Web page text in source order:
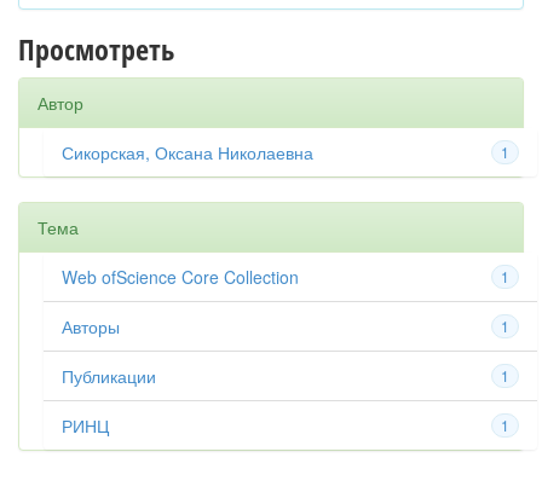
Просмотреть
Автор
1
Сикорская, Оксана Николаевна
Тема
1
Web ofScience Core Collection
1
Авторы
1
Публикации
1
РИНЦ